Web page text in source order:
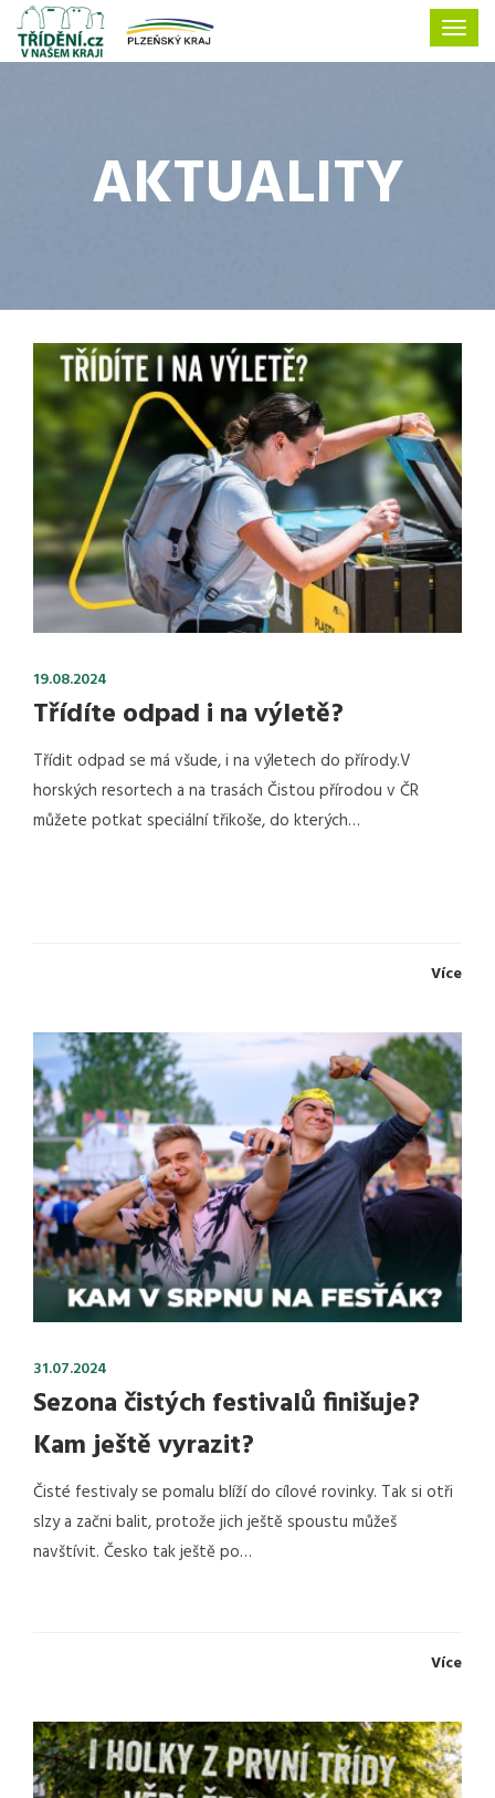
AKTUALITY
19.08.2024
Třídíte odpad i na výletě?
Třídit odpad se má všude, i na výletech do přírody.V
horských resortech a na trasách Čistou přírodou v ČR
můžete potkat speciální třikoše, do kterých…
Více
31.07.2024
Sezona čistých festivalů finišuje?
Kam ještě vyrazit?
Čisté festivaly se pomalu blíží do cílové rovinky. Tak si otři
slzy a začni balit, protože jich ještě spoustu můžeš
navštívit. Česko tak ještě po…
Více